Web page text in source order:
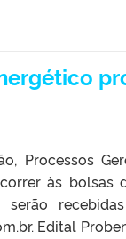
Processos
às bolsas
serão
Edital